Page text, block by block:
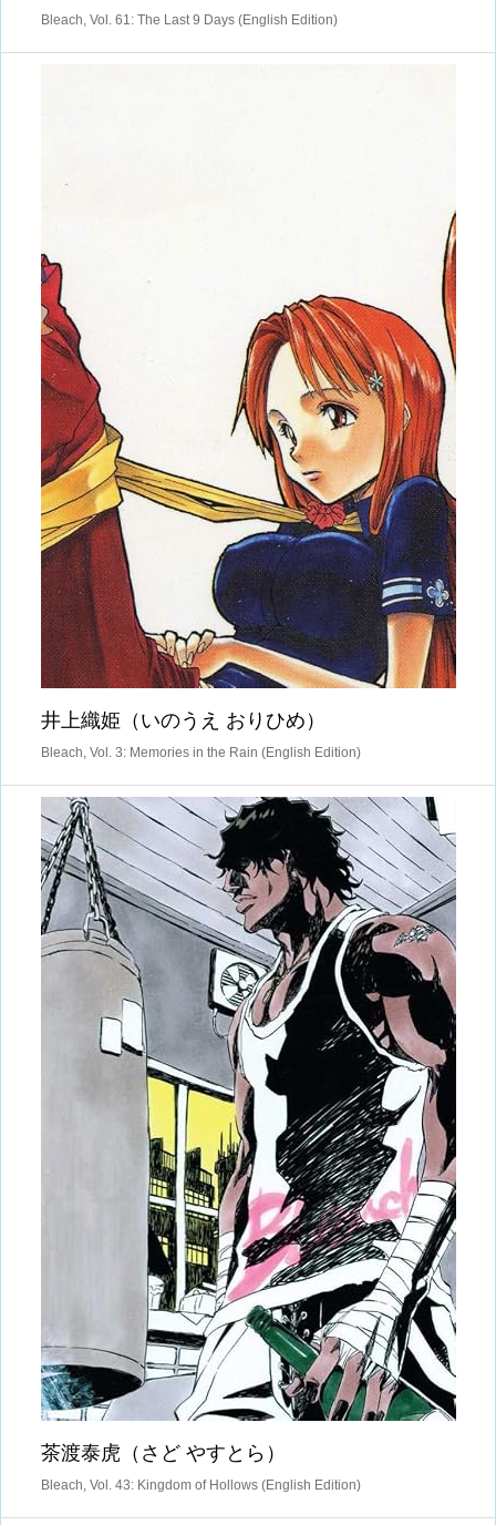
Bleach, Vol. 61: The Last 9 Days (English Edition)
井上織姫（いのうえ おりひめ）
Bleach, Vol. 3: Memories in the Rain (English Edition)
茶渡泰虎（さど やすとら）
Bleach, Vol. 43: Kingdom of Hollows (English Edition)